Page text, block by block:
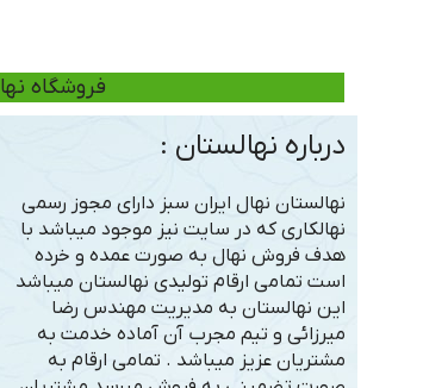
فروشگاه
درباره نهالستان :
نهالستان نهال ایران سبز دارای مجوز رسمی
نهالکاری که در سایت نیز موجود میباشد با
هدف فروش نهال به صورت عمده و خرده
است تمامی ارقام تولیدی نهالستان میباشد
این نهالستان به مدیریت مهندس رضا
میرزائی و تیم مجرب آن آماده خدمت به
مشتریان عزیز میباشد . تمامی ارقام به